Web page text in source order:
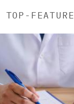
TOP-FEATURE